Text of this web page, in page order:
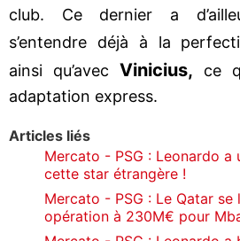
club. Ce dernier a
s’entendre déjà à la
ainsi qu’avec Vinicius, ce
adaptation express.
Articles liés
Mercato - PSG : Leonardo a
cette star étrangère !
Mercato - PSG : Le Qatar se
opération à 230M€ pour